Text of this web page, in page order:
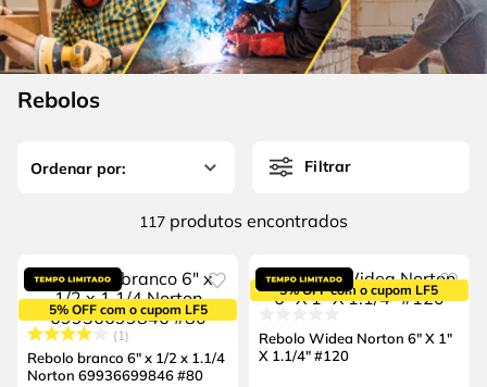
Rebolos
Filtrar
117 produtos
5% OFF com o cupom LF5
1
Rebolo branco 6" x 1/2 x 1.1/4
Norton 69936699846 #80
5% OFF com o cupom LF5
Rebolo Widea Norton 6" X 1"
X 1.1/4" #120
6º serra copo
7º luva
8º fio
chave impacto
4 º escada
5º serra circular
º serra copo
fio